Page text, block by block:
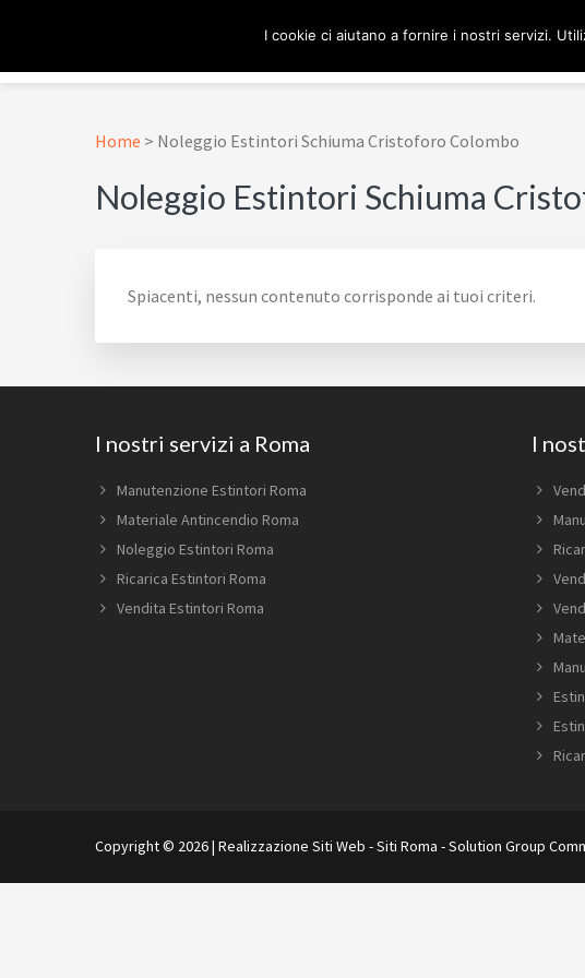
navigazione
contenuto
piè
footer
ESTINTORE ROMA
In Tutta Roma E Provincia
Home > Noleggio Estintori Schiuma Cristoforo Colombo
Noleggio Estintori Schiuma
Spiacenti, nessun contenuto corrisponde ai tuoi criteri.
I nostri servizi a Roma
Manutenzione Estintori Roma
Materiale Antincendio Roma
Noleggio Estintori Roma
Ricarica Estintori Roma
Vendita Estintori Roma
I
Copyright © 2026 | Realizzazione Siti Web -Siti Roma -Solution Group
I cookie ci aiutano a fornire i nostri servizi.